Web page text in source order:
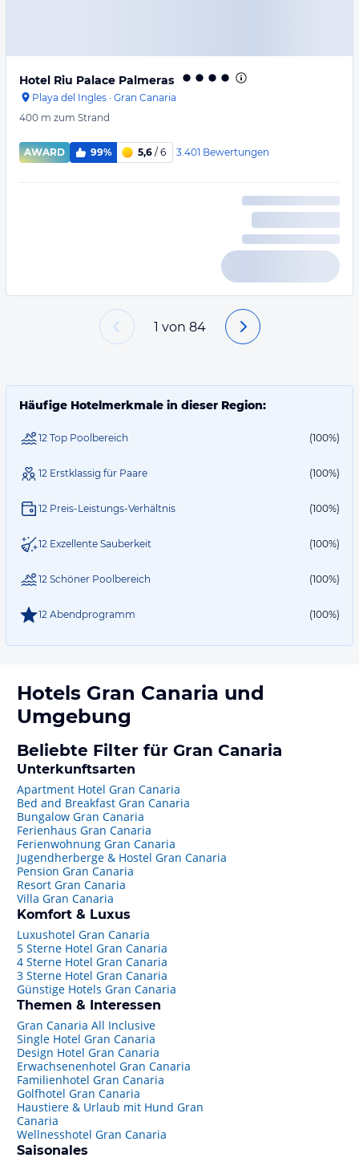
Hotel Riu Palace Palmeras
Playa del Ingles · Gran Canaria
400 m zum Strand
AWARD 99% 5,6 / 6 3.401 Bewertungen
1 von 84
Häufige Hotelmerkmale in dieser Region:
12 Top Poolbereich (100%)
12 Erstklassig für Paare (100%)
12 Preis-Leistungs-Verhältnis (100%)
12 Exzellente Sauberkeit (100%)
12 Schöner Poolbereich (100%)
12 Abendprogramm (100%)
Hotels Gran Canaria und
Umgebung
Beliebte Filter für Gran Canaria
Unterkunftsarten
Apartment Hotel Gran Canaria
Bed and Breakfast Gran Canaria
Bungalow Gran Canaria
Ferienhaus Gran Canaria
Ferienwohnung Gran Canaria
Jugendherberge & Hostel Gran Canaria
Pension Gran Canaria
Resort Gran Canaria
Villa Gran Canaria
Komfort & Luxus
Luxushotel Gran Canaria
5 Sterne Hotel Gran Canaria
4 Sterne Hotel Gran Canaria
3 Sterne Hotel Gran Canaria
Günstige Hotels Gran Canaria
Themen & Interessen
Gran Canaria All Inclusive
Single Hotel Gran Canaria
Design Hotel Gran Canaria
Erwachsenenhotel Gran Canaria
Familienhotel Gran Canaria
Golfhotel Gran Canaria
Haustiere & Urlaub mit Hund Gran
Canaria
Wellnesshotel Gran Canaria
Saisonales